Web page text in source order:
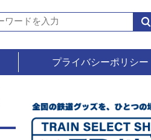
プライバシーポリシー